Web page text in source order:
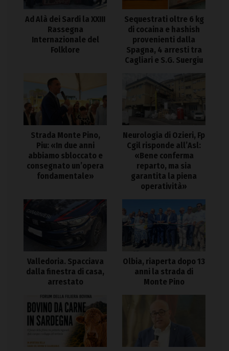
Ad Alà dei Sardi la XXIII
Rassegna
Internazionale del
Folklore
Sequestrati oltre 6 kg
di cocaina e hashish
provenienti dalla
Spagna, 4 arresti tra
Cagliari e S.G. Suergiu
Strada Monte Pino,
Piu: «In due anni
abbiamo sbloccato e
consegnato un’opera
fondamentale»
Neurologia di Ozieri, Fp
Cgil risponde all’Asl:
«Bene conferma
reparto, ma sia
garantita la piena
operatività»
Valledoria. Spacciava
dalla finestra di casa,
arrestato
Olbia, riaperta dopo 13
anni la strada di
Monte Pino